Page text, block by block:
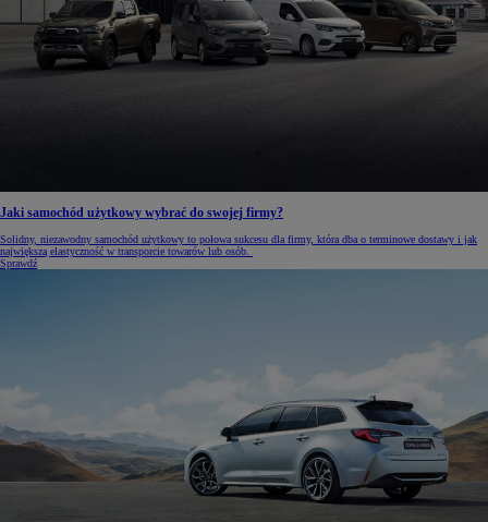
Jaki samochód użytkowy wybrać do swojej firmy?
Solidny, niezawodny samochód użytkowy to połowa sukcesu dla firmy, która dba o terminowe dostawy i jak
największą elastyczność w transporcie towarów lub osób.
Sprawdź